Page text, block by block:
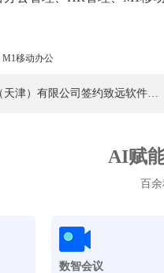
M1移动办公
天津）有限公司签约致远软件…
AI赋
百
数智会议